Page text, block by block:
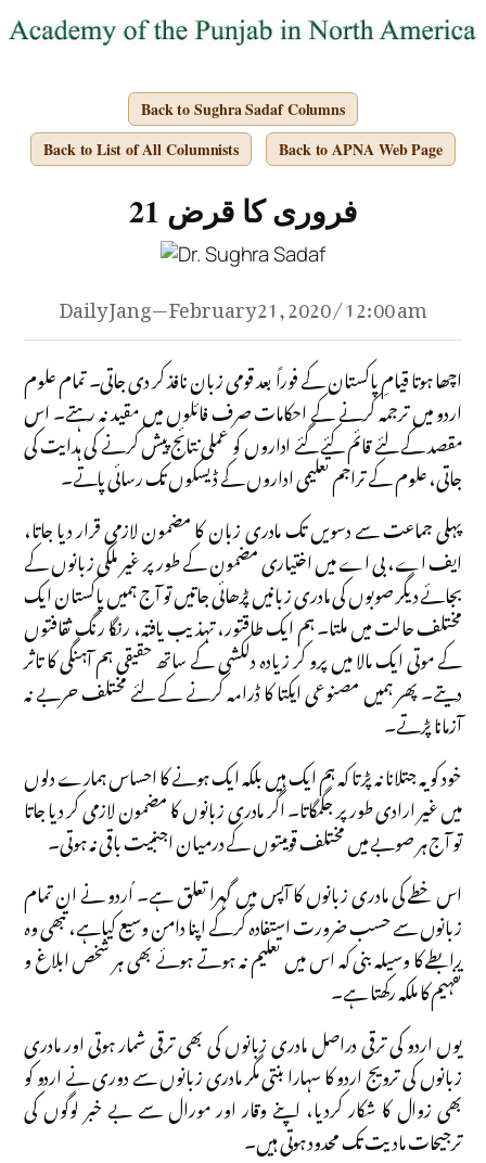
Back to Sughra Sadaf Columns
Back to List of All Columnists
Back to APNA Web Page
21 فروری کا قرض
Daily Jang — February 21, 2020 / 12:00 am
اچھا ہوتا قیامِ پاکستان کے فوراً بعد قومی زبان نافذ کر دی جاتی۔ تمام علوم
اردو میں ترجمہ کرنے کے احکامات صرف فائلوں میں مقید نہ رہتے۔ اس
مقصد کے لئے قائم کئے گئے اداروں کو عملی نتائج پیش کرنے کی ہدایت کی
جاتی، علوم کے تراجم تعلیمی اداروں کے ڈیسکوں تک رسائی پاتے۔
پہلی جماعت سے دسویں تک مادری زبان کا مضمون لازمی قرار دیا جاتا،
ایف اے، بی اے میں اختیاری مضمون کے طور پر غیر ملکی زبانوں کے
بجائے دیگر صوبوں کی مادری زبانیں پڑھائی جاتیں تو آج ہمیں پاکستان ایک
مختلف حالت میں ملتا۔ ہم ایک طاقتور، تہذیب یافتہ، رنگا رنگ ثقافتوں
کے موتی ایک مالا میں پرو کر زیادہ دلکشی کے ساتھ حقیقی ہم آہنگی کا تاثر
دیتے۔ پھر ہمیں مصنوعی ایکتا کا ڈرامہ کرنے کے لئے مختلف حربے نہ
آزمانا پڑتے۔
خود کو یہ جتلانا نہ پڑتا کہ ہم ایک ہیں بلکہ ایک ہونے کا احساس ہمارے دلوں
میں غیر ارادی طور پر جگمگاتا۔ اگر مادری زبانوں کا مضمون لازمی کر دیا جاتا
تو آج ہر صوبے میں مختلف قومیتوں کے درمیان اجنبیت باقی نہ ہوتی۔
اس خطے کی مادری زبانوں کا آپس میں گہرا تعلق ہے۔ اُردو نے ان تمام
زبانوں سے حسب ضرورت استفادہ کرکے اپنا دامن وسیع کیاہے، تبھی وہ
رابطے کا وسیلہ بنی کہ اس میں تعلیم نہ ہوتے ہوئے بھی ہر شخص ابلاغ و
تفہیم کا ملکہ رکھتا ہے۔
یوں اردو کی ترقی دراصل مادری زبانوں کی بھی ترقی شمار ہوتی اور مادری
زبانوں کی ترویج اردو کا سہارا بنتی مگر مادری زبانوں سے دوری نے اردو کو
بھی زوال کا شکار کردیا، اپنے وقار اور مورال سے بے خبر لوگوں کی
ترجیحات مادیت تک محدود ہوتی ہیں۔